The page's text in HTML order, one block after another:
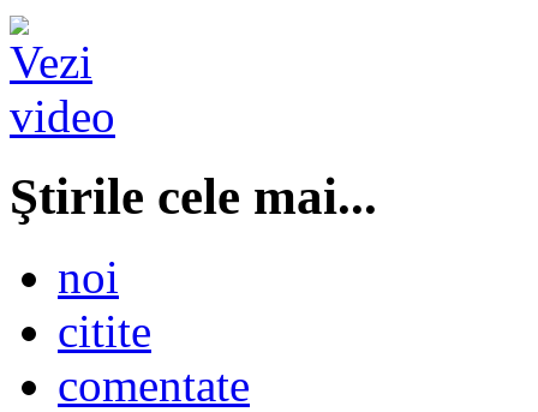
Ştirile cele mai...
noi
citite
comentate